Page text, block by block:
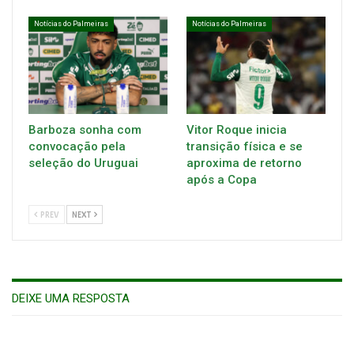
Notícias do Palmeiras
Barboza sonha com
convocação pela
seleção do Uruguai
Notícias do Palmeiras
Vitor Roque inicia
transição física e se
aproxima de retorno
após a Copa
PREV NEXT
DEIXE UMA RESPOSTA